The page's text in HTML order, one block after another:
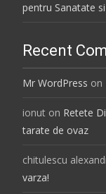
pentru Sanatate
Recent
Mr WordPress on
ionut on Retete
tarate de ovaz
chitulescu
varza!